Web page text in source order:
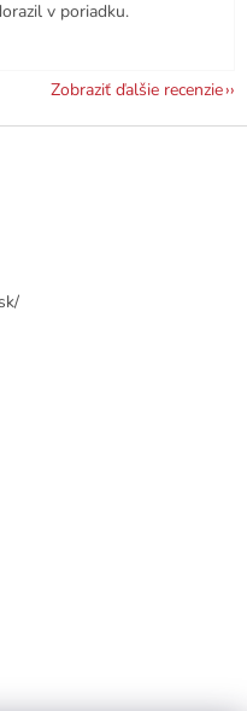
v poriadku.
Zobraziť ďalšie recenzie